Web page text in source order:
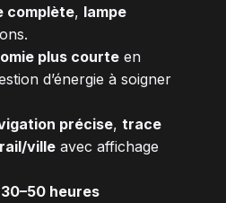
complète, lampe
plus courte en
d’énergie à soigner
précise, trace
ville avec affichage
30–50 heures